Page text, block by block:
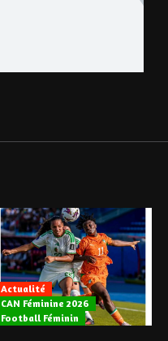
Actualité
CAN Féminine 2026
Football Féminin